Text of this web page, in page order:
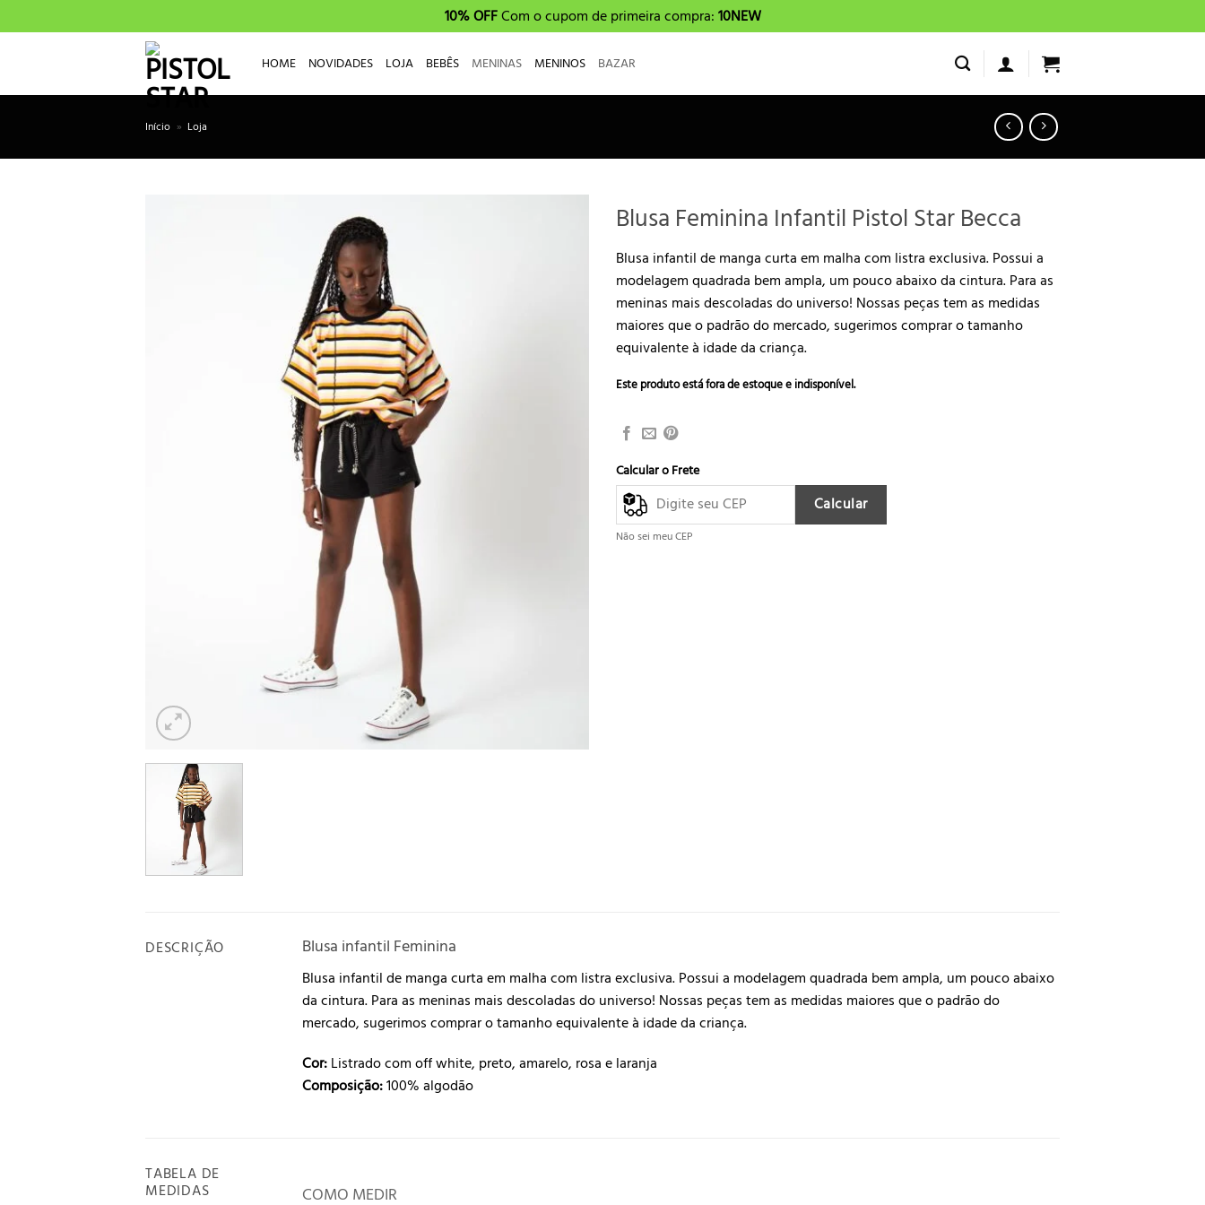
to
10% OFFCom o cupom de primeira compra:10NEW
HOME NOVIDADES LOJA BEBÊS MENINAS MENINOS BAZAR
Início » Loja
Blusa Feminina Infantil Pistol Star Becca
Blusa infantil de manga curta em malha com listra exclusiva. Possui a
modelagem quadrada bem ampla, um pouco abaixo da cintura. Para as
meninas mais descoladas do universo! Nossas peças tem as medidas
maiores que o padrão do mercado, sugerimos comprar o tamanho
equivalente à idade da criança.
Este produto está fora de estoque e indisponível.
Calcular o Frete
Calcular
Não sei meu CEP
DESCRIÇÃO Blusa infantil Feminina
Blusa infantil de manga curta em malha com listra exclusiva. Possui a modelagem quadrada bem ampla, um pouco abaixo
da cintura. Para as meninas mais descoladas do universo! Nossas peças tem as medidas maiores que o padrão do
mercado, sugerimos comprar o tamanho equivalente à idade da criança.
Cor:Listrado com off white, preto, amarelo, rosa e laranja
Composição:100% algodão
TABELA DE
MEDIDAS COMO MEDIR